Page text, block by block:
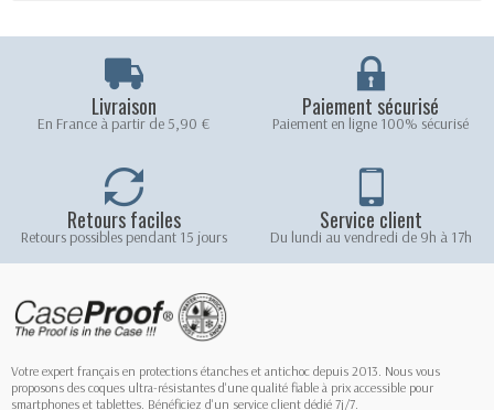
Livraison
En France à partir de 5,90 €
Paiement sécurisé
Paiement en ligne 100% sécurisé
Retours faciles
Retours possibles pendant 15 jours
Service client
Du lundi au vendredi de 9h à 17h
Votre expert français en protections étanches et antichoc depuis 2013. Nous vous
proposons des coques ultra-résistantes d'une qualité fiable à prix accessible pour
smartphones et tablettes. Bénéficiez d'un service client dédié 7j/7.